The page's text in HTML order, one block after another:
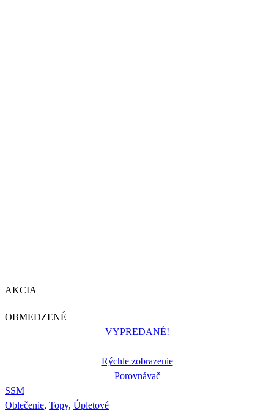
AKCIA
OBMEDZENÉ
VYPREDANÉ!
Rýchle zobrazenie
Porovnávač
SSM
Oblečenie, Topy, Úpletové